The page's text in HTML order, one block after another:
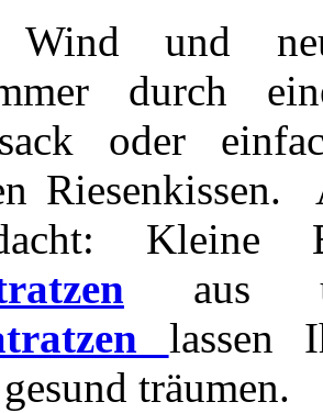
Wind und
durch
oder
Riesenkissen.
Kleine
aus
lassen
träumen.